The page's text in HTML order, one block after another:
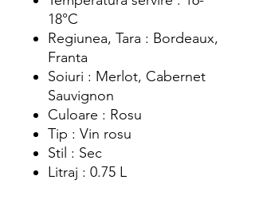
18°C
Regiunea, Tara : Bordeaux,
Franta
Soiuri : Merlot, Cabernet
Sauvignon
Culoare : Rosu
Tip : Vin rosu
Stil : Sec
Litraj : 0.75 L